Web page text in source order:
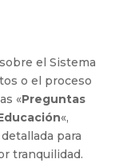
el Sistema
o el proceso
«Preguntas
«,
para
tranquilidad.